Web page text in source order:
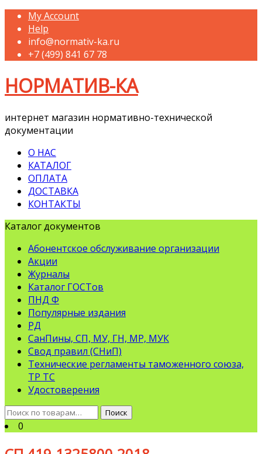
My Account
Help
info@normativ-ka.ru
+7 (499) 841 67 78
НОРМАТИВ-КА
интернет магазин нормативно-технической
документации
О НАС
КАТАЛОГ
ОПЛАТА
ДОСТАВКА
КОНТАКТЫ
Каталог документов
Абонентское обслуживание организации
Акции
Журналы
Каталог ГОСТов
ПНД Ф
Популярные издания
РД
СанПины, СП, МУ, ГН, МР, МУК
Свод правил (СНиП)
Технические регламенты таможенного союза,
ТР ТС
Удостоверения
Искать:
Поиск
0